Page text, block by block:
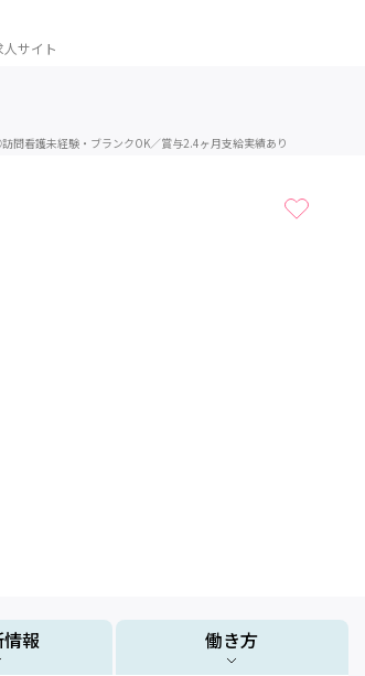
サイト
問看護未経験・ブランクOK／賞与2.4ヶ月支給実績あり
報 働き方